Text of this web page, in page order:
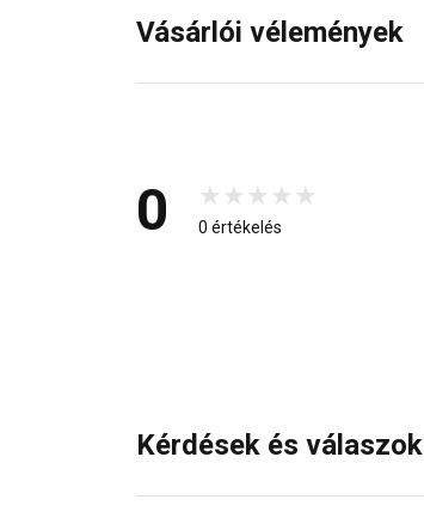
Vásárlói vélemények
0 0 értékelés
Kérdések és válaszok